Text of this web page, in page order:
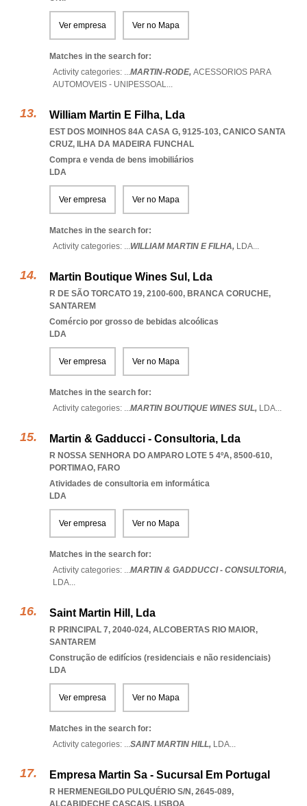
Ver empresa Ver no Mapa
Matches in the search for:
Activity categories: ...MARTIN-RODE, ACESSORIOS PARA
AUTOMOVEIS - UNIPESSOAL...
William Martin E Filha, Lda
EST DOS MOINHOS 84A CASA G, 9125-103, CANICO SANTA
CRUZ, ILHA DA MADEIRA FUNCHAL
Compra e venda de bens imobiliários
LDA
Ver empresa Ver no Mapa
Matches in the search for:
Activity categories: ...WILLIAM MARTIN E FILHA, LDA...
Martin Boutique Wines Sul, Lda
R DE SÃO TORCATO 19, 2100-600, BRANCA CORUCHE,
SANTAREM
Comércio por grosso de bebidas alcoólicas
LDA
Ver empresa Ver no Mapa
Matches in the search for:
Activity categories: ...MARTIN BOUTIQUE WINES SUL, LDA...
Martin & Gadducci - Consultoria, Lda
R NOSSA SENHORA DO AMPARO LOTE 5 4ºA, 8500-610,
PORTIMAO, FARO
Atividades de consultoria em informática
LDA
Ver empresa Ver no Mapa
Matches in the search for:
Activity categories: ...MARTIN & GADDUCCI - CONSULTORIA,
LDA...
Saint Martin Hill, Lda
R PRINCIPAL 7, 2040-024, ALCOBERTAS RIO MAIOR,
SANTAREM
Construção de edifícios (residenciais e não residenciais)
LDA
Ver empresa Ver no Mapa
Matches in the search for:
Activity categories: ...SAINT MARTIN HILL, LDA...
Empresa Martin Sa - Sucursal Em Portugal
R HERMENEGILDO PULQUÉRIO S/N, 2645-089,
ALCABIDECHE CASCAIS, LISBOA